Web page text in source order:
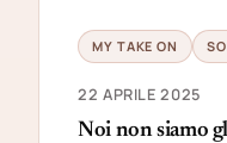
MY TAKE ON
22 APRILE 2025
Noi non siamo